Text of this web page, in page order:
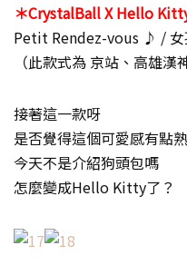
＊CrystalBall X Hello
Petit Rendez-vous ♪ / 女
（此款式為 京站、高雄漢
接著這一款呀
是否覺得這個可愛感有點
今天不是介紹狗頭包嗎
怎麼變成Hello Kitty了？